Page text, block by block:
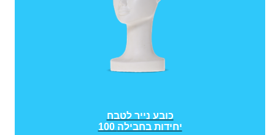
כובע נייר לטבח
100 יחידות בחבילה